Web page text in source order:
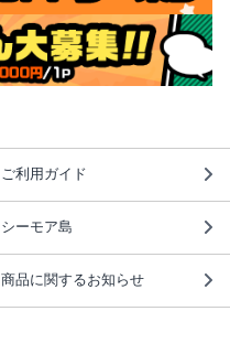
ご利用ガイド
シーモア島
商品に関するお知らせ